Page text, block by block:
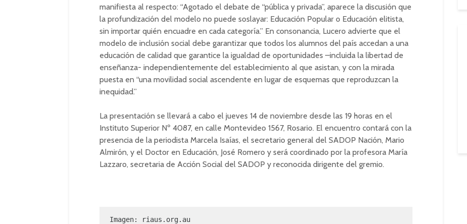
manifiesta al respecto: “Agotado el debate de “pública y privada”, aparece la discusión que
la profundización del modelo no puede soslayar: Educación Popular o Educación elitista,
sin importar quién encuadre en cada categoría.” En consonancia, Lucero advierte que el
modelo de inclusión social debe garantizar que todos los alumnos del país accedan a una
educación de calidad que garantice la igualdad de oportunidades –incluida la libertad de
enseñanza- independientemente del establecimiento al que asistan, y con la mirada
puesta en “una movilidad social ascendente en lugar de esquemas que reproduzcan la
inequidad.”
La presentación se llevará a cabo el jueves 14 de noviembre desde las 19 horas en el
Instituto Superior Nº 4087, en calle Montevideo 1567, Rosario. El encuentro contará con la
presencia de la periodista Marcela Isaías, el secretario general del SADOP Nación, Mario
Almirón, y el Doctor en Educación, José Romero y será coordinado por la profesora María
Lazzaro, secretaria de Acción Social del SADOP y reconocida dirigente del gremio.
Imagen: riaus.org.au